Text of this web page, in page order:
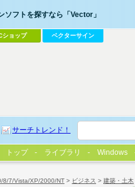
8/7/Vista/XP/2000/NT > ビジネス > 建築・土木
ソフトを探すなら「Vector」
ショップ ベクターサイン
サーチトレンド！
トップ ライブラリ Windows